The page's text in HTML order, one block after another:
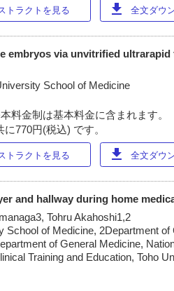
トラクトを見る download 全文ダウ
embryos via unvitrified ultrarapid
School of Medicine
料金制は基本料金に含まれます。
770円(税込) です。
トラクトを見る download 全文ダウ
and hallway during home
Tohru Akahoshi1,2
School of Medicine, 2Department of
of General Medicine,
Training and Education, Toho